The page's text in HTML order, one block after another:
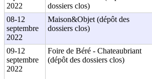
2022
dossiers clos)
08-12
septembre
2022
Maison&Objet (dépôt des
dossiers clos)
09-12
septembre
2022
Foire de Béré - Chateaubriant
(dépôt des dossiers clos)